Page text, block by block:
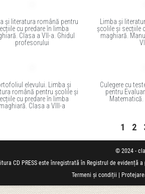
și literatura română pentru
cu predare în limba
Clasa a VII-a. Ghidul
profesorului
Limba și
școlile și secțiile
maghiară.
elevului. Limba și
română pentru școlile și
cu predare în limba
maghiară. Clasa a VIII-a
Culegere cu
pentru
Matematică.
1 2
© 2024 -
CD PRESS este înregistrată în Registrul de
Termeni și condiții